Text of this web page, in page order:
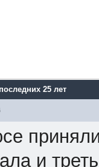
25 лет
и